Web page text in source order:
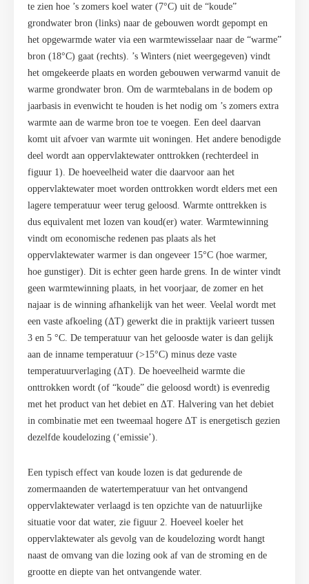
te zien hoe ’s zomers koel water (7°C) uit de “koude”
grondwater bron (links) naar de gebouwen wordt gepompt en
het opgewarmde water via een warmtewisselaar naar de “warme”
bron (18°C) gaat (rechts). ’s Winters (niet weergegeven) vindt
het omgekeerde plaats en worden gebouwen verwarmd vanuit de
warme grondwater bron. Om de warmtebalans in de bodem op
jaarbasis in evenwicht te houden is het nodig om ’s zomers extra
warmte aan de warme bron toe te voegen. Een deel daarvan
komt uit afvoer van warmte uit woningen. Het andere benodigde
deel wordt aan oppervlaktewater onttrokken (rechterdeel in
figuur 1). De hoeveelheid water die daarvoor aan het
oppervlaktewater moet worden onttrokken wordt elders met een
lagere temperatuur weer terug geloosd. Warmte onttrekken is
dus equivalent met lozen van koud(er) water. Warmtewinning
vindt om economische redenen pas plaats als het
oppervlaktewater warmer is dan ongeveer 15°C (hoe warmer,
hoe gunstiger). Dit is echter geen harde grens. In de winter vindt
geen warmtewinning plaats, in het voorjaar, de zomer en het
najaar is de winning afhankelijk van het weer. Veelal wordt met
een vaste afkoeling (ΔT) gewerkt die in praktijk varieert tussen
3 en 5 °C. De temperatuur van het geloosde water is dan gelijk
aan de inname temperatuur (>15°C) minus deze vaste
temperatuurverlaging (ΔT). De hoeveelheid warmte die
onttrokken wordt (of “koude” die geloosd wordt) is evenredig
met het product van het debiet en ΔT. Halvering van het debiet
in combinatie met een tweemaal hogere ΔT is energetisch gezien
dezelfde koudelozing (‘emissie’).
Een typisch effect van koude lozen is dat gedurende de
zomermaanden de watertemperatuur van het ontvangend
oppervlaktewater verlaagd is ten opzichte van de natuurlijke
situatie voor dat water, zie figuur 2. Hoeveel koeler het
oppervlaktewater als gevolg van de koudelozing wordt hangt
naast de omvang van die lozing ook af van de stroming en de
grootte en diepte van het ontvangende water.